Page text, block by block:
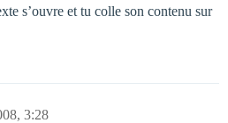
s’ouvre et tu colle son contenu sur
3:28